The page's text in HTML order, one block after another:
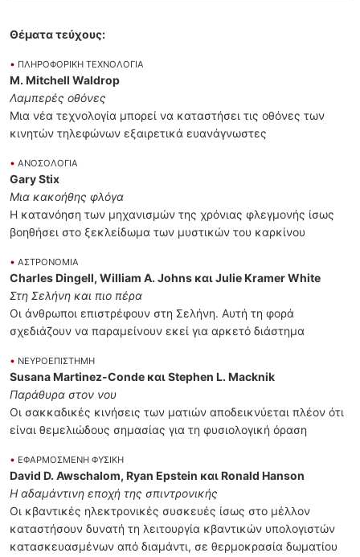
Θέματα τεύχους:
• ΠΛΗΡΟΦΟΡΙΚΗ ΤΕΧΝΟΛΟΓΙΑ
M. Mitchell Waldrop
Λαμπερές οθόνες
Μια νέα τεχνολογία μπορεί να καταστήσει τις οθόνες των
κινητών τηλεφώνων εξαιρετικά ευανάγνωστες
• ΑΝΟΣΟΛΟΓΙΑ
Gary Stix
Μια κακοήθης φλόγα
Η κατανόηση των μηχανισμών της χρόνιας φλεγμονής ίσως
βοηθήσει στο ξεκλείδωμα των μυστικών του καρκίνου
• ΑΣΤΡΟΝΟΜΙΑ
Charles Dingell, William A. Johns και Julie Kramer White
Στη Σελήνη και πιο πέρα
Οι άνθρωποι επιστρέφουν στη Σελήνη. Αυτή τη φορά
σχεδιάζουν να παραμείνουν εκεί για αρκετό διάστημα
• ΝΕΥΡΟΕΠΙΣΤΗΜΗ
Susana Martinez-Conde και Stephen L. Macknik
Παράθυρα στον νου
Οι σακκαδικές κινήσεις των ματιών αποδεικνύεται πλέον ότι
είναι θεμελιώδους σημασίας για τη φυσιολογική όραση
• ΕΦΑΡΜΟΣΜΕΝΗ ΦΥΣΙΚΗ
David D. Awschalom, Ryan Epstein και Ronald Hanson
Η αδαμάντινη εποχή της σπιντρονικής
Οι κβαντικές ηλεκτρονικές συσκευές ίσως στο μέλλον
καταστήσουν δυνατή τη λειτουργία κβαντικών υπολογιστών
κατασκευασμένων από διαμάντι, σε θερμοκρασία δωματίου